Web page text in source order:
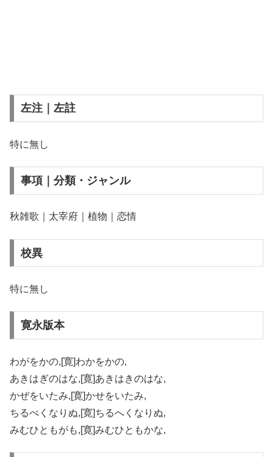
左注｜左註
特に無し
事項｜分類・ジャンル
秋雑歌｜太宰府｜植物｜恋情
校異
特に無し
寛永版本
わがをかの,[寛]わかをかの,
あきはぎのはな,[寛]あきはきのはな,
かぜをいたみ,[寛]かせをいたみ,
ちるべくなりぬ,[寛]ちるへくなりぬ,
みむひともがも,[寛]みむひともかな,